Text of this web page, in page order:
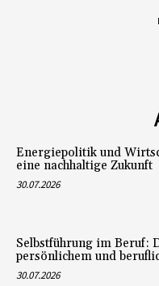
Energiepolitik und
eine nachhaltige Zukunft
30.07.2026
Selbstführung im Beruf:
persönlichem und
30.07.2026